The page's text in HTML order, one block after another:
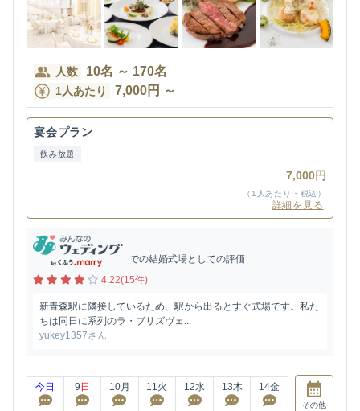
人数 10名 ～ 170名
1人あたり 7,000円 ～
宴会プラン
飲み放題
7,000円
（1人あたり・税込）
詳細を見る
での結婚式場としての評価
4.22(15件)
新青森駅に隣接しているため、駅から出るとすぐ式場です。私た
ちは同日に系列のラ・ブリズヴェ...
yukey1357さん
今日 9 日 10月 11火 12水 13木 14金
その他